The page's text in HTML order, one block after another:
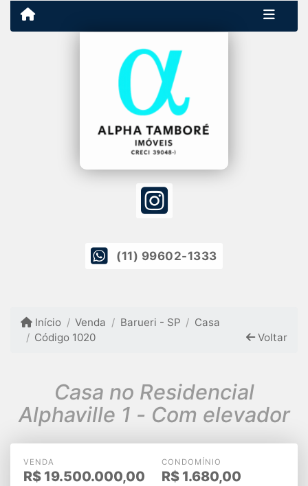
(11) 99602-1333
Início Venda Barueri - SP
Casa
Código 1020
Voltar
Casa no Residencial
Alphaville 1 - Com elevador
VENDA
R$ 19.500.000,00
CONDOMÍNIO
R$ 1.680,00